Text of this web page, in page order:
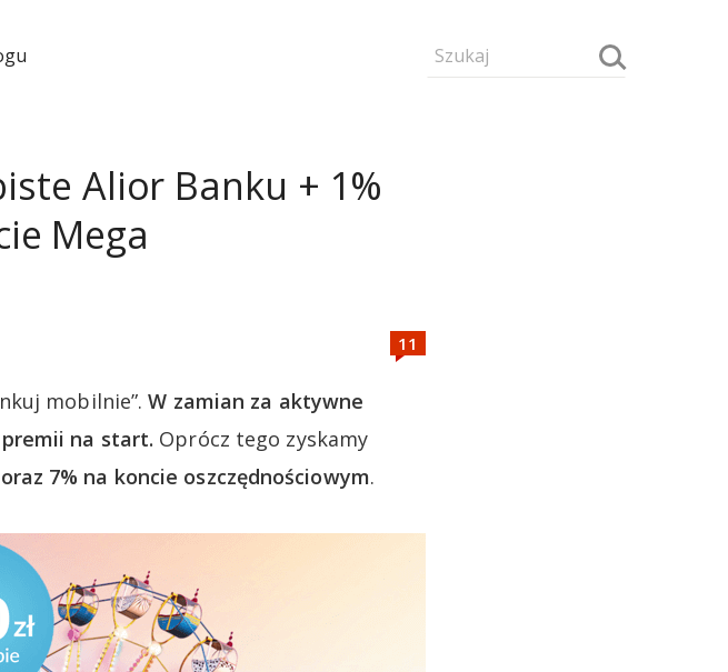
Alior Banku + 1%
Mega
mobilnie”.W zamian za aktywne
premii na start. Oprócz tego zyskamy
7% na koncie oszczędnościowym.